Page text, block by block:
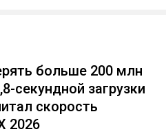
больше 200 млн
секундной загрузки
скорость
2026